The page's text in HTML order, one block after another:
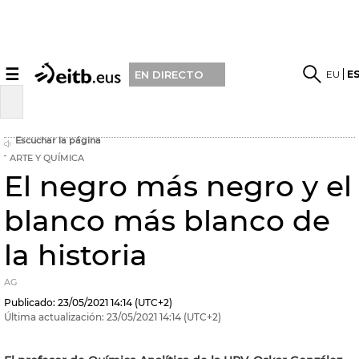
☰ EN DIRECTO EU
Escuchar la página
ARTE Y QUÍMICA
El negro más negro y el
blanco más blanco de
la historia
AG
Publicado: 23/05/2021 14:14 (UTC+2)
Última actualización: 23/05/2021 14:14 (UTC+2)